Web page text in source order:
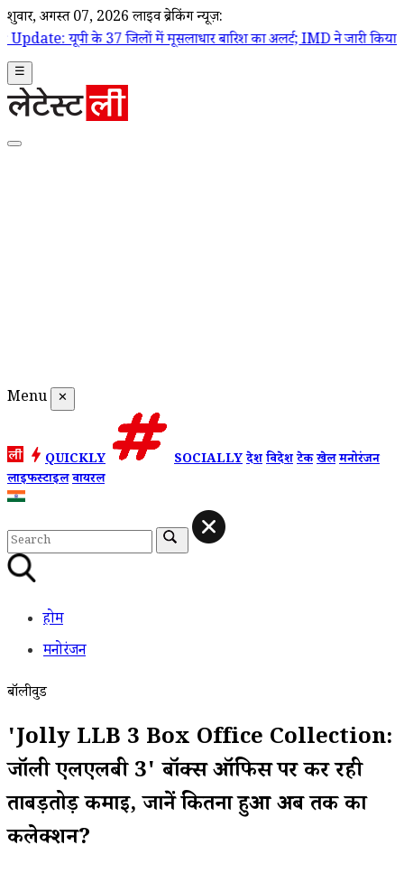
शुक्रवार, अगस्त 07, 2026 लाइव ब्रेकिंग न्यूज़:
37 जिलों में मूसलाधार बारिश का अलर्ट; IMD ने जारी किया ऑरेंज और येलो
☰
Menu ✕
QUICKLY SOCIALLYदेशविदेशटेकखेलमनोरंजन
लाइफस्टाइलवायरल
होम
मनोरंजन
बॉलीवुड
'Jolly LLB 3 Box Office Collection:
जॉली एलएलबी 3' बॉक्स ऑफिस पर कर रही
ताबड़तोड़ कमाई, जानें कितना हुआ अब तक का
कलेक्शन?